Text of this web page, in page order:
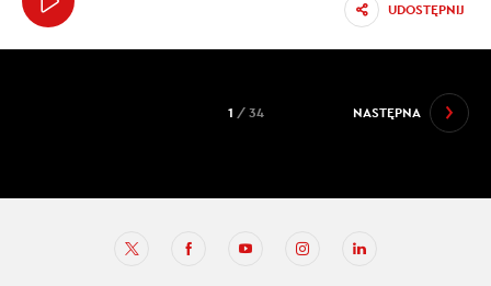
UDOSTĘPNIJ
NASTĘPNA
1 / 34